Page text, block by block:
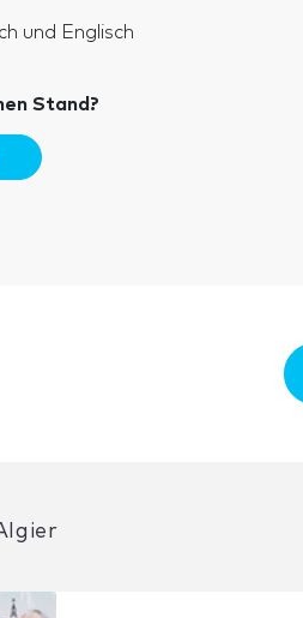
und Englisch
Stand?